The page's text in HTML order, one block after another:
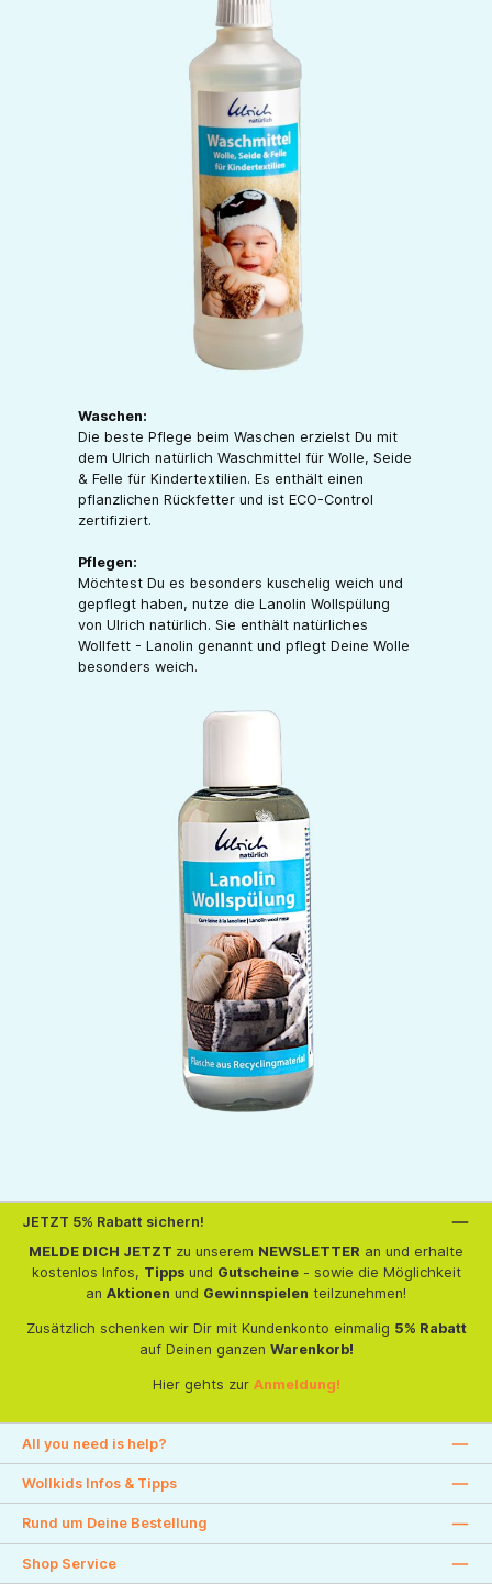
Waschen:
Die beste Pflege beim Waschen erzielst Du mit
dem Ulrich natürlich Waschmittel für Wolle, Seide
& Felle für Kindertextilien. Es enthält einen
pflanzlichen Rückfetter und ist ECO-Control
zertifiziert.
Pflegen:
Möchtest Du es besonders kuschelig weich und
gepflegt haben, nutze die Lanolin Wollspülung
von Ulrich natürlich. Sie enthält natürliches
Wollfett - Lanolin genannt und pflegt Deine Wolle
besonders weich.
JETZT 5% Rabatt sichern!
MELDE DICH JETZT zu unserem NEWSLETTER an und erhalte
kostenlos Infos, Tippsund Gutscheine- sowie die Möglichkeit
an Aktionen und Gewinnspielen teilzunehmen!
Zusätzlich schenken wir Dir mit Kundenkonto einmalig 5% Rabatt
auf Deinen ganzen Warenkorb!
Hier gehts zur Anmeldung!
All you need is help?
Wollkids Infos & Tipps
Rund um Deine Bestellung
Shop Service